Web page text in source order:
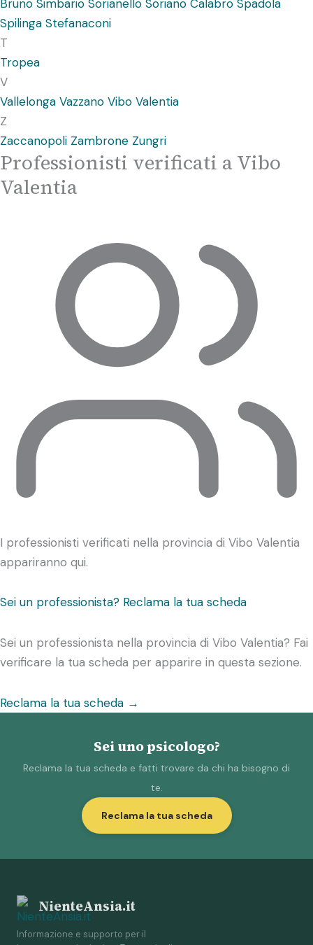
Bruno Simbario Sorianello Soriano Calabro Spadola
Spilinga Stefanaconi
T
Tropea
V
Vallelonga Vazzano Vibo Valentia
Z
Zaccanopoli Zambrone Zungri
Professionisti verificati a Vibo
Valentia
I professionisti verificati nella provincia di Vibo Valentia
appariranno qui.
Sei un professionista? Reclama la tua scheda
Sei un professionista nella provincia di Vibo Valentia? Fai
verificare la tua scheda per apparire in questa sezione.
Reclama la tua scheda →
Sei uno psicologo?
Reclama la tua scheda e fatti trovare da chi ha bisogno di
te.
Reclama la tua scheda
NienteAnsia.it
Informazione e supporto per il